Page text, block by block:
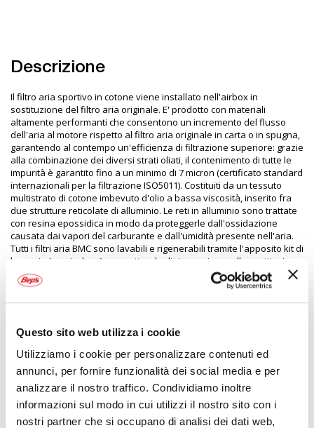
Questo sito web utilizza i cookie
Utilizziamo i cookie per personalizzare contenuti ed
annunci, per fornire funzionalità dei social media e per
analizzare il nostro traffico. Condividiamo inoltre
informazioni sul modo in cui utilizzi il nostro sito con i
nostri partner che si occupano di analisi dei dati web,
Descrizione
Il filtro aria sportivo in cotone viene installato nell'airbox in
sostituzione del filtro aria originale. E' prodotto con materiali
altamente performanti che consentono un incremento del flusso
dell'aria al motore rispetto al filtro aria originale in carta o in spugna,
garantendo al contempo un'efficienza di filtrazione superiore: grazie
alla combinazione dei diversi strati oliati, il contenimento di tutte le
impurità è garantito fino a un minimo di 7 micron (certificato standard
internazionali per la filtrazione ISO5011). Costituiti da un tessuto
multistrato di cotone imbevuto d'olio a bassa viscosità, inserito fra
due strutture reticolate di alluminio. Le reti in alluminio sono trattate
con resina epossidica in modo da proteggerle dall'ossidazione
causata dai vapori del carburante e dall'umidità presente nell'aria.
Tutti i filtri aria BMC sono lavabili e rigenerabili tramite l'apposito kit di
lavaggio (non incluso), permettendo di risparmiare sulla sostituzione
periodica del filtro
Specifiche tecniche
Maggiori
Informazioni
2154944
8055732591571
Si
Moto
Filtro Aria Sportivo